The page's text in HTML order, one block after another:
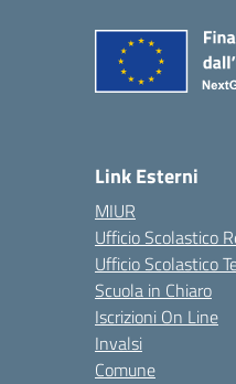
Link Esterni
MIUR
Ufficio Scolastico
Ufficio Scolastico
Scuola in Chiaro
Iscrizioni On Line
Invalsi
Comune